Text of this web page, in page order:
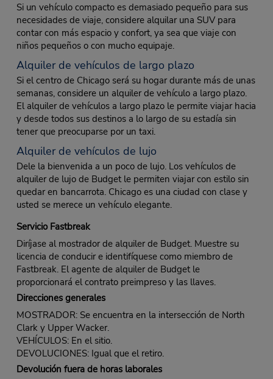
Si un vehículo compacto es demasiado pequeño para sus
necesidades de viaje, considere alquilar una SUV para
contar con más espacio y confort, ya sea que viaje con
niños pequeños o con mucho equipaje.
Alquiler de vehículos de largo plazo
Si el centro de Chicago será su hogar durante más de unas
semanas, considere un alquiler de vehículo a largo plazo.
El alquiler de vehículos a largo plazo le permite viajar hacia
y desde todos sus destinos a lo largo de su estadía sin
tener que preocuparse por un taxi.
Alquiler de vehículos de lujo
Dele la bienvenida a un poco de lujo. Los vehículos de
alquiler de lujo de Budget le permiten viajar con estilo sin
quedar en bancarrota. Chicago es una ciudad con clase y
usted se merece un vehículo elegante.
Servicio Fastbreak
Diríjase al mostrador de alquiler de Budget. Muestre su
licencia de conducir e identifíquese como miembro de
Fastbreak. El agente de alquiler de Budget le
proporcionará el contrato preimpreso y las llaves.
Direcciones generales
MOSTRADOR: Se encuentra en la intersección de North
Clark y Upper Wacker.
VEHÍCULOS: En el sitio.
DEVOLUCIONES: Igual que el retiro.
Devolución fuera de horas laborales